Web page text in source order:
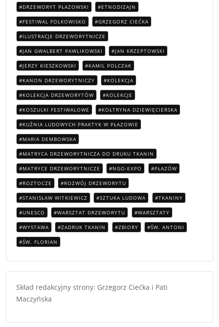
DRZEWORYT PŁAZOWSKI ETNODIZAJN
FESTIWAL FOLKOWISKO GRZEGORZ CIEĆKA
ILUSTRACJE DRZEWORYTNICZE
JAN GWALBERT PAWLIKOWSKI JAN KRZEPTOWSKI
JERZY KIESZKOWSKI KAMIL POLCZAK
KANON DRZEWORYTNICZY KOLEKCJA
KOLEKCJA DRZEWORYTÓW KOLEKCJE
KOSZULKI FESTIWALOWE KOŁTRYNA DZIEWIĘCIERSKA
KUŹNIA LUDOWYCH PRAKTYK W PŁAZOWIE
MARIA DEMBOWSKA
MATRYCA DRZEWORYTNICZA DO DRUKU TKANIN
MATRYCE DRZEWORYTNICZE NGO-EXPO PŁAZÓW
ROZTOCZE ROZWÓJ DRZEWORYTU
STANISŁAW WITKIEWICZ SZTUKA LUDOWA TKANINY
UNESCO WARSZTAT DRZEWORYTU WARSZTATY
WYSTAWA ZADRUK TKANIN ZBIORY ŚW. ANTONI
ŚW. FLORIAN
Skład redakcyjny strony: Grzegorz Ciećka i Pati
Maczyńska